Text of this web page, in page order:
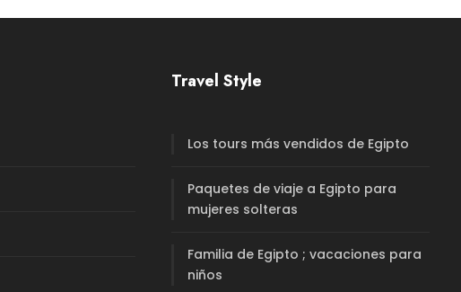
Travel Style
Los tours más vendidos de Egipto
Paquetes de viaje a Egipto para
mujeres solteras
Familia de Egipto ; vacaciones para
niños